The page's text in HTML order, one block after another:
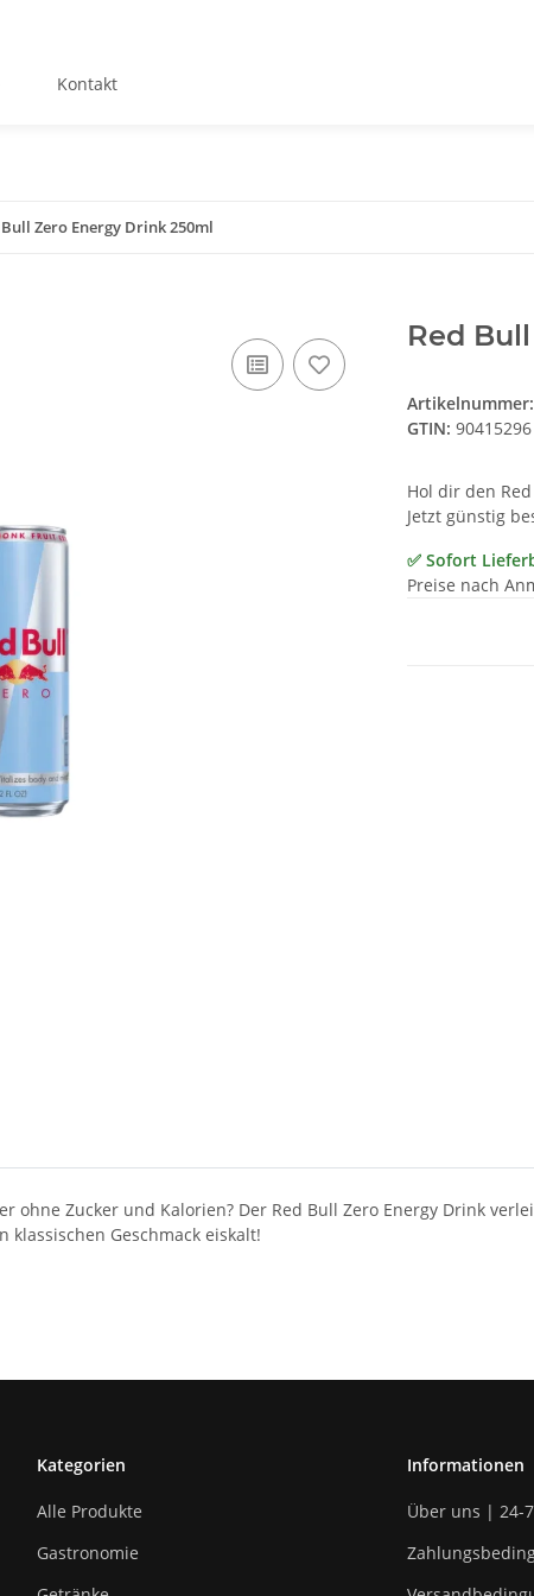
Kontakt
Bull Zero Energy Drink 250ml
Red
Artikelnummer:
GTIN: 90415296
Hol dir den
Jetzt günstig
✅ Sofort
Preise nach
ohne Zucker und Kalorien? Der Red Bull Zero Energy Drink
Geschmack eiskalt!
Kategorien
Alle Produkte
Gastronomie
Informationen
Über uns | 24-